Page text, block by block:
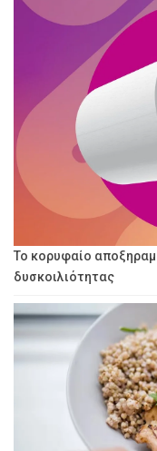
Το κορυφαίο
δυσκοιλιότητας